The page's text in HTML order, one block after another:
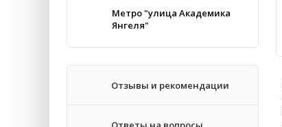
Метро "улица Академика
Янгеля"
Отзывы и рекомендации